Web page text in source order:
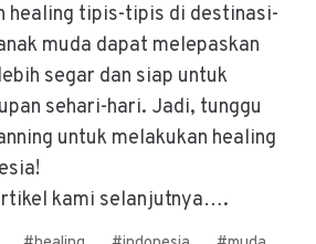
healing tipis-tipis di destinasi-
muda dapat melepaskan
segar dan siap untuk
sehari-hari. Jadi, tunggu
untuk melakukan healing
kami selanjutnya….